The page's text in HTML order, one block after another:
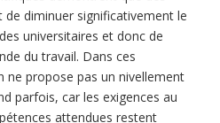
diminuer significativement le
universitaires et donc de
du travail. Dans ces
ne propose pas un nivellement
parfois, car les exigences au
attendues restent